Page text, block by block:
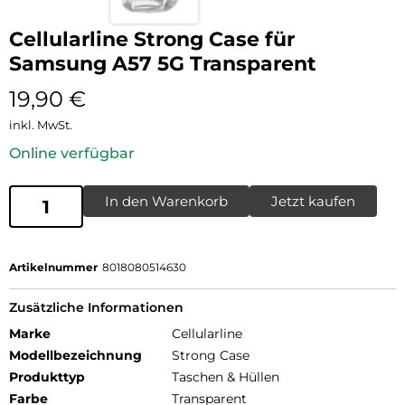
Cellularline Strong Case für
Samsung A57 5G Transparent
19,90 €
inkl. MwSt.
Online verfügbar
In den Warenkorb Jetzt kaufen
Artikelnummer 8018080514630
Zusätzliche Informationen
Marke
Cellularline
Modellbezeichnung
Strong Case
Produkttyp
Taschen & Hüllen
Farbe
Transparent